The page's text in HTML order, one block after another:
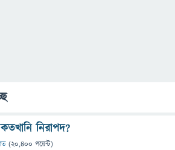
নিরাপদ?
(20,400 পয়েন্ট)